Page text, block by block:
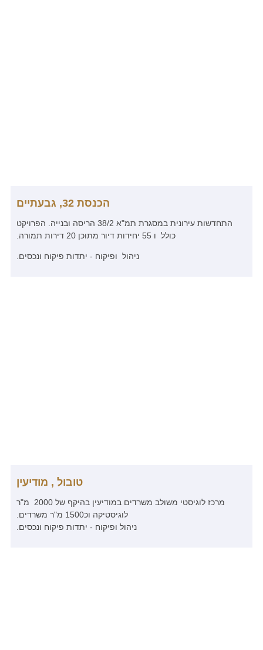
הכנסת 32, גבעתיים
התחדשות עירונית במסגרת תמ"א 38/2 הריסה ובנייה. הפרויקט
ניהול ופיקוח - יתדות פיקוח ונכסים.
טובול , מודיעין
מרכז לוגיסטי משולב משרדים במודיעין בהיקף של 2000 מ"ר
לוגיסטיקה וכ1500 מ"ר משרדים.
ניהול ופיקוח - יתדות פיקוח ונכסים.